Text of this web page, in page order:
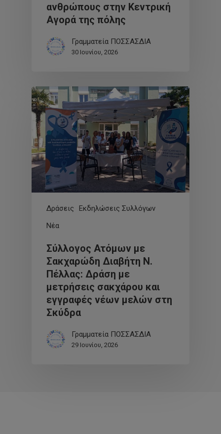
ανθρώπους στην Κεντρική
Αγορά της πόλης
Γραμματεία ΠΟΣΣΑΣΔΙΑ
30 Ιουνίου, 2026
Δράσεις
Εκδηλώσεις Συλλόγων
Νέα
Σύλλογος Ατόμων με
Σακχαρώδη Διαβήτη Ν.
Πέλλας: Δράση με
μετρήσεις σακχάρου και
εγγραφές νέων μελών στη
Σκύδρα
Γραμματεία ΠΟΣΣΑΣΔΙΑ
29 Ιουνίου, 2026